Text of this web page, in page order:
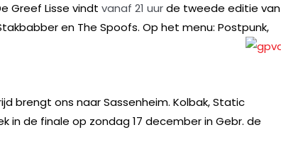
Greef Lisse vindt vanaf 21 uurde tweede editie van
en The Spoofs. Op het menu: Postpunk,
brengt ons naar Sassenheim. Kolbak, Static
in de finale op zondag 17 december in Gebr. de